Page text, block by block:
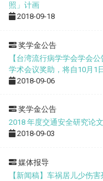
照」计画
2018-09-18
奖学金公告
【台湾流行病学学会学会
学术会议奖助，将自10月1
2018-09-06
奖学金公告
2018 年度交通安全研究论
2018-09-03
媒体报导
【新闻稿】车祸居儿少伤